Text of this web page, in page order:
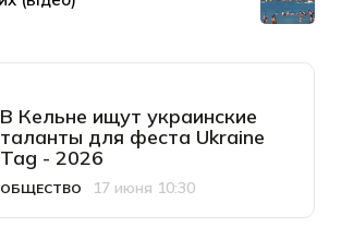
В Кельне ищут украинские
таланты для феста Ukraine
Tag - 2026
Категория
ОБЩЕСТВО
Дата публикации
17 июня 10:30